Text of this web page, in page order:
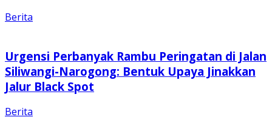
Berita
Urgensi Perbanyak Rambu Peringatan di Jalan
Siliwangi-Narogong: Bentuk Upaya Jinakkan
Jalur Black Spot
Berita